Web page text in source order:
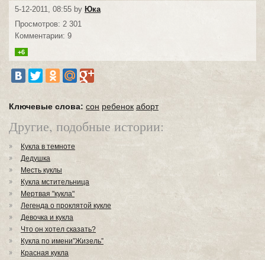
5-12-2011, 08:55 by Юка
Просмотров: 2 301
Комментарии: 9
+6
Ключевые слова: сон ребенок аборт
Другие, подобные истории:
Кукла в темноте
Дедушка
Месть куклы
Кукла мстительница
Мертвая "кукла"
Легенда о проклятой кукле
Девочка и кукла
Что он хотел сказать?
Кукла по имени”Жизель”
Красная кукла